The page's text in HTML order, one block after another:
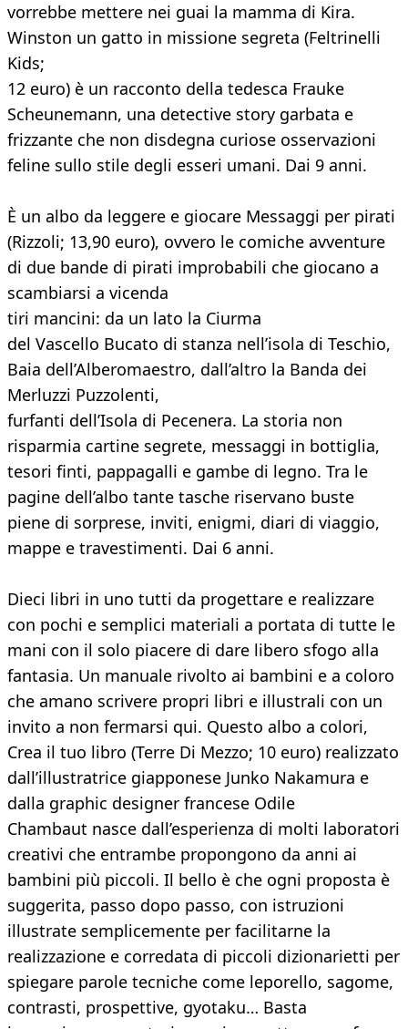
vorrebbe mettere nei guai la mamma di Kira.
Winston un gatto in missione segreta (Feltrinelli
Kids;
12 euro) è un racconto della tedesca Frauke
Scheunemann, una detective story garbata e
frizzante che non disdegna curiose osservazioni
feline sullo stile degli esseri umani. Dai 9 anni.
È un albo da leggere e giocare Messaggi per pirati
(Rizzoli; 13,90 euro), ovvero le comiche avventure
di due bande di pirati improbabili che giocano a
scambiarsi a vicenda
tiri mancini: da un lato la Ciurma
del Vascello Bucato di stanza nell’isola di Teschio,
Baia dell’Alberomaestro, dall’altro la Banda dei
Merluzzi Puzzolenti,
furfanti dell’Isola di Pecenera. La storia non
risparmia cartine segrete, messaggi in bottiglia,
tesori finti, pappagalli e gambe di legno. Tra le
pagine dell’albo tante tasche riservano buste
piene di sorprese, inviti, enigmi, diari di viaggio,
mappe e travestimenti. Dai 6 anni.
Dieci libri in uno tutti da progettare e realizzare
con pochi e semplici materiali a portata di tutte le
mani con il solo piacere di dare libero sfogo alla
fantasia. Un manuale rivolto ai bambini e a coloro
che amano scrivere propri libri e illustrali con un
invito a non fermarsi qui. Questo albo a colori,
Crea il tuo libro (Terre Di Mezzo; 10 euro) realizzato
dall’illustratrice giapponese Junko Nakamura e
dalla graphic designer francese Odile
Chambaut nasce dall’esperienza di molti laboratori
creativi che entrambe propongono da anni ai
bambini più piccoli. Il bello è che ogni proposta è
suggerita, passo dopo passo, con istruzioni
illustrate semplicemente per facilitarne la
realizzazione e corredata di piccoli dizionarietti per
spiegare parole tecniche come leporello, sagome,
contrasti, prospettive, gyotaku… Basta